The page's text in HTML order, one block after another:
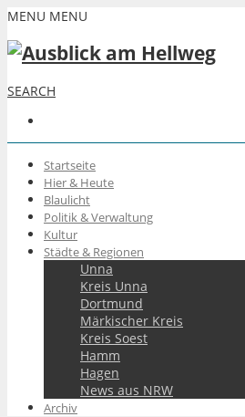
MENU MENU
SEARCH
Startseite
Hier & Heute
Blaulicht
Politik & Verwaltung
Kultur
Städte & Regionen
Unna
Kreis Unna
Dortmund
Märkischer Kreis
Kreis Soest
Hamm
Hagen
News aus NRW
Archiv